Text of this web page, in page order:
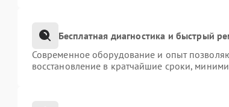
Бесплатная диагностика и быстрый
Современное оборудование и опыт
восстановление в кратчайшие сроки,